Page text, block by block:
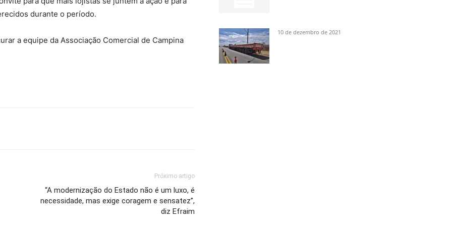
durante o período.
a equipe da Associação Comercial de Campina
Próximo artigo
“A modernização do Estado não é um luxo, é
necessidade, mas exige coragem e sensatez”,
diz Efraim
10 de dezembro de 2021